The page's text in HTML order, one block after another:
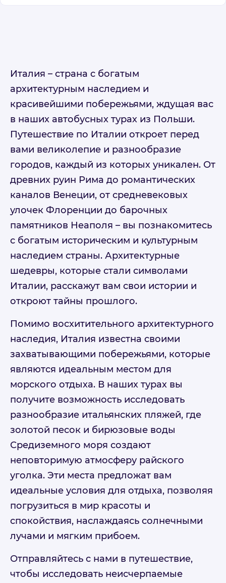
Италия – страна с богатым
архитектурным наследием и
красивейшими побережьями, ждущая вас
в наших автобусных турах из Польши.
Путешествие по Италии откроет перед
вами великолепие и разнообразие
городов, каждый из которых уникален. От
древних руин Рима до романтических
каналов Венеции, от средневековых
улочек Флоренции до барочных
памятников Неаполя – вы познакомитесь
с богатым историческим и культурным
наследием страны. Архитектурные
шедевры, которые стали символами
Италии, расскажут вам свои истории и
откроют тайны прошлого.
Помимо восхитительного архитектурного
наследия, Италия известна своими
захватывающими побережьями, которые
являются идеальным местом для
морского отдыха. В наших турах вы
получите возможность исследовать
разнообразие итальянских пляжей, где
золотой песок и бирюзовые воды
Средиземного моря создают
неповторимую атмосферу райского
уголка. Эти места предложат вам
идеальные условия для отдыха, позволяя
погрузиться в мир красоты и
спокойствия, наслаждаясь солнечными
лучами и мягким прибоем.
Отправляйтесь с нами в путешествие,
чтобы исследовать неисчерпаемые